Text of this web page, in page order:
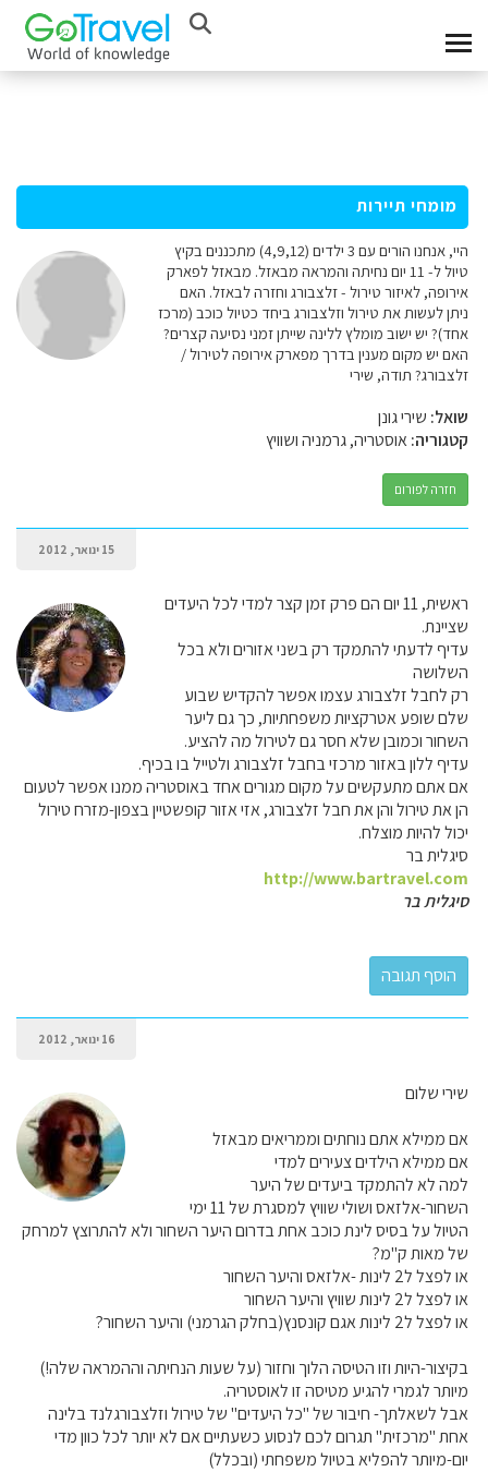
מומחי תיירות
היי, אנחנו הורים עם 3 ילדים (4,9,12) מתכננים בקיץ
טיול ל- 11 יום נחיתה והמראה מבאזל. מבאזל לפארק
אירופה, לאיזור טירול - זלצבורג וחזרה לבאזל. האם
ניתן לעשות את טירול וזלצבורג ביחד כטיול כוכב (מרכז
אחד)? יש ישוב מומלץ ללינה שייתן זמני נסיעה קצרים?
האם יש מקום מענין בדרך מפארק אירופה לטירול /
זלצבורג? תודה, שירי
שואל: שירי גונן
קטגוריה:אוסטריה, גרמניה ושוויץ
חזרה לפורום
15 ינואר, 2012
ראשית, 11 יום הם פרק זמן קצר למדי לכל היעדים
שציינת.
עדיף לדעתי להתמקד רק בשני אזורים ולא בכל
השלושה
רק לחבל זלצבורג עצמו אפשר להקדיש שבוע
שלם שופע אטרקציות משפחתיות, כך גם ליער
השחור וכמובן שלא חסר גם לטירול מה להציע.
עדיף ללון באזור מרכזי בחבל זלצבורג ולטייל בו בכיף.
אם אתם מתעקשים על מקום מגורים אחד באוסטריה ממנו אפשר לטעום
הן את טירול והן את חבל זלצבורג, אזי אזור קופשטיין בצפון-מזרח טירול
יכול להיות מוצלח.
סיגלית בר
http://www.bartravel.com
סיגלית בר
16 ינואר, 2012
שירי שלום
אם ממילא אתם נוחתים וממריאים מבאזל
אם ממילא הילדים צעירים למדי
למה לא להתמקד ביעדים של היער
השחור-אלזאס ושולי שוויץ למסגרת של 11 ימי
הטיול על בסיס לינת כוכב אחת בדרום היער השחור ולא להתרוצץ למרחק
של מאות ק"מ?
או לפצל ל2 לינות -אלזאס והיער השחור
או לפצל ל2 לינות שוויץ והיער השחור
או לפצל ל2 לינות אגם קונסנץ(בחלק הגרמני) והיער השחור?
בקיצור-היות וזו הטיסה הלוך וחזור (על שעות הנחיתה וההמראה שלה!)
מיותר לגמרי להגיע מטיסה זו לאוסטריה.
אבל לשאלתך- חיבור של "כל היעדים" של טירול וזלצבורגלנד בלינה
אחת "מרכזית" תגרום לכם לנסוע כשעתיים אם לא יותר לכל כוון מדי
יום-מיותר להפליא בטיול משפחתי (ובכלל)